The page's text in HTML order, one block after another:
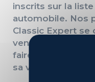
inscrits sur la
automobile. Nos
Classic Expert se
vendeurs de
faire expertiser
sa valeur.